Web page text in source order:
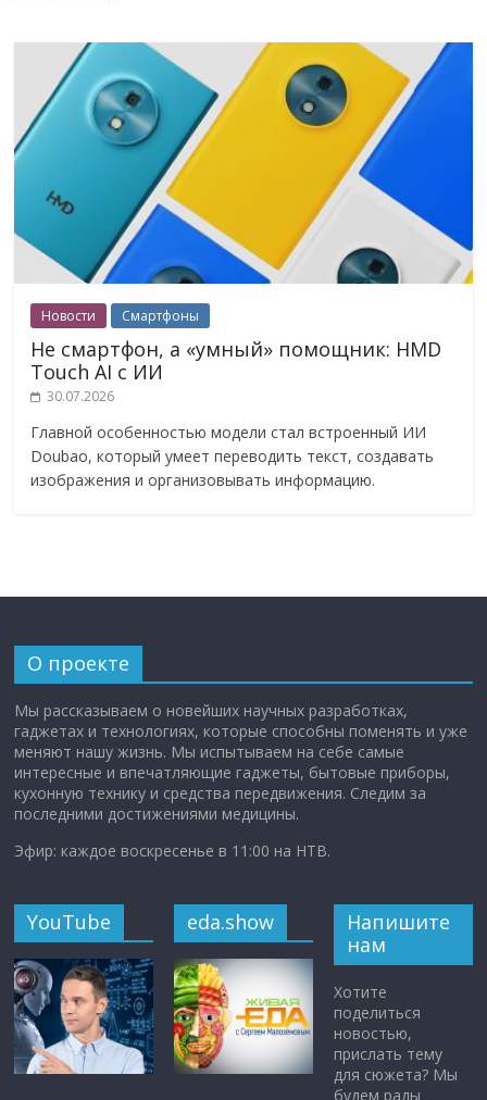
Новости Смартфоны
Не смартфон, а «умный» помощник: HMD
Touch AI с ИИ
30.07.2026
Главной особенностью модели стал встроенный ИИ
Doubao, который умеет переводить текст, создавать
изображения и организовывать информацию.
О проекте
Мы рассказываем о новейших научных разработках,
гаджетах и технологиях, которые способны поменять и уже
меняют нашу жизнь. Мы испытываем на себе самые
интересные и впечатляющие гаджеты, бытовые приборы,
кухонную технику и средства передвижения. Следим за
последними достижениями медицины.
Эфир: каждое воскресенье в 11:00 на НТВ.
YouTube eda.show
Напишите
нам
Хотите
поделиться
новостью,
прислать тему
для сюжета? Мы
будем рады